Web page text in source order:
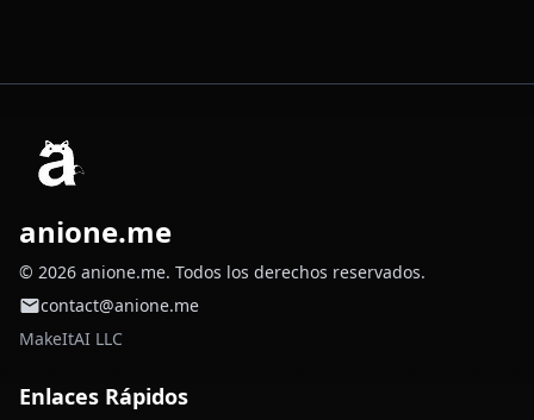
anione.me
© 2026 anione.me. Todos los derechos reservados.
contact@anione.me
MakeItAI LLC
Enlaces Rápidos